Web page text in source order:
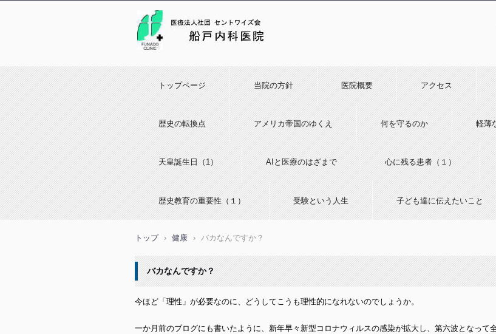
トップページ 当院の方針 医院概要 アクセス
歴史の転換点 アメリカ帝国のゆくえ 何を守るのか 軽薄
天皇誕生日（1） AIと医療のはざまで 心に残る患者（１）
歴史教育の重要性（１） 受験という人生 子ども達に伝えたいこと
トップ › 健康 › バカなんですか？
バカなんですか？
今ほど「理性」が必要なのに、どうしてこうも理性的になれないのでしょうか。
一か月前のブログにも書いたように、新年早々新型コロナウィルスの感染が拡大し、第六波となって